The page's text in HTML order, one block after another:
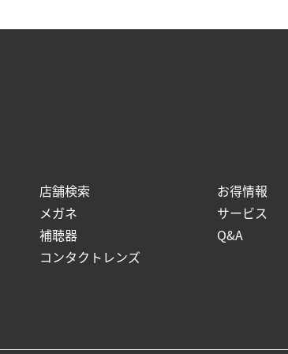
店舗検索
メガネ
補聴器
コンタクトレンズ
お得情報
サービス
Q&A